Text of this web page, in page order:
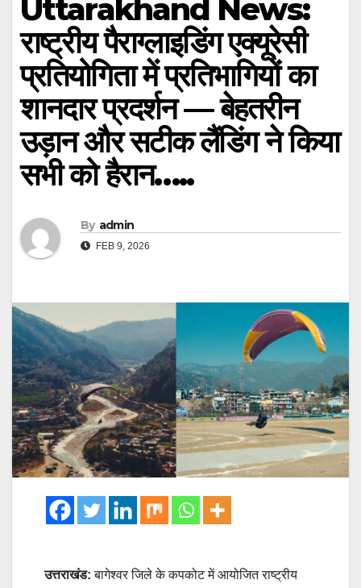
Uttarakhand News:
राष्ट्रीय पैराग्लाइडिंग एक्यूरेसी
प्रतियोगिता में प्रतिभागियों का
शानदार प्रदर्शन — बेहतरीन
उड़ान और सटीक लैंडिंग ने किया
सभी को हैरान…..
By admin
FEB 9, 2026
उत्तराखंड: बागेश्वर जिले के कपकोट में आयोजित राष्ट्रीय